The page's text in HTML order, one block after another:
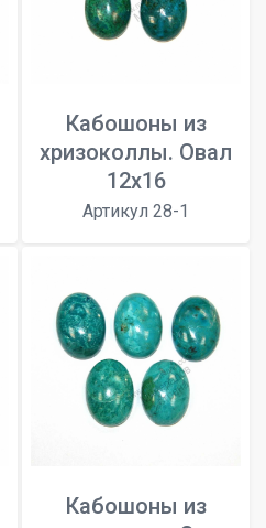
Кабошоны из
хризоколлы. Овал
12х16
Артикул 28-1
Кабошоны из